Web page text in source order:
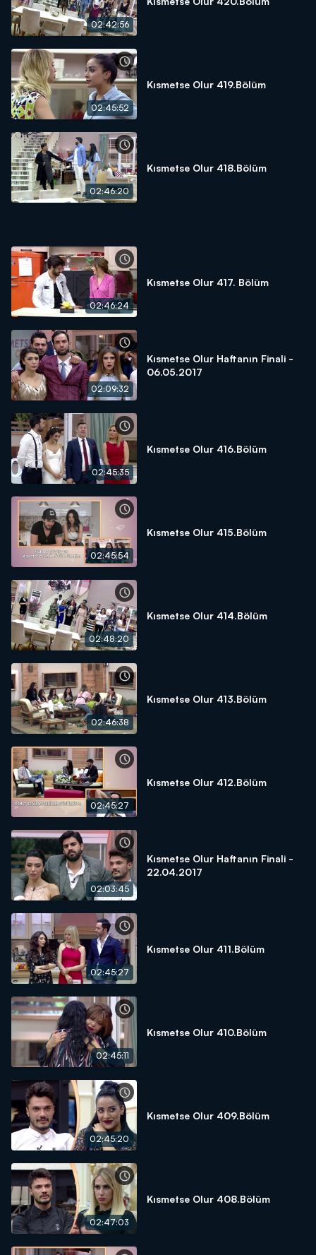
02:42:56
02:45:52
Kısmetse Olur 419.Bölüm
02:46:20
Kısmetse Olur 418.Bölüm
02:46:24
Kısmetse Olur 417. Bölüm
02:09:32
Kısmetse Olur Haftanın Finali -
06.05.2017
02:45:35
Kısmetse Olur 416.Bölüm
02:45:54
Kısmetse Olur 415.Bölüm
02:48:20
Kısmetse Olur 414.Bölüm
02:46:38
Kısmetse Olur 413.Bölüm
02:45:27
Kısmetse Olur 412.Bölüm
02:03:45
Kısmetse Olur Haftanın Finali -
22.04.2017
02:45:27
Kısmetse Olur 411.Bölüm
02:45:11
Kısmetse Olur 410.Bölüm
02:45:20
Kısmetse Olur 409.Bölüm
02:47:03
Kısmetse Olur 408.Bölüm